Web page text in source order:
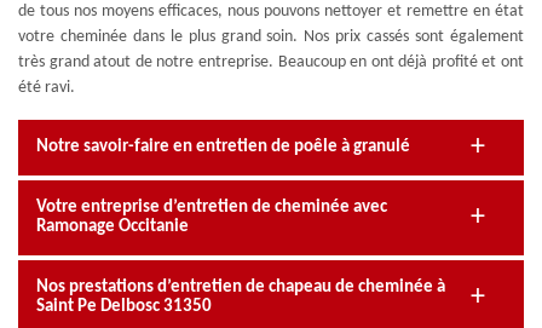
de tous nos moyens efficaces, nous pouvons nettoyer et remettre en état
votre cheminée dans le plus grand soin. Nos prix cassés sont également
très grand atout de notre entreprise. Beaucoup en ont déjà profité et ont
été ravi.
Notre savoir-faire en entretien de poêle à granulé
Votre entreprise d’entretien de cheminée avec
Ramonage Occitanie
Nos prestations d’entretien de chapeau de cheminée à
Saint Pe Delbosc 31350